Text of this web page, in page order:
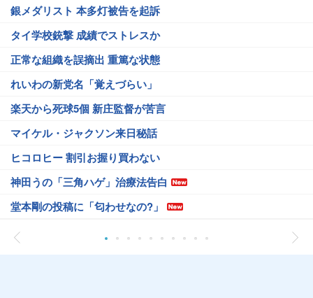
銀メダリスト 本多灯被告を起訴
タイ学校銃撃 成績でストレスか
正常な組織を誤摘出 重篤な状態
れいわの新党名「覚えづらい」
楽天から死球5個 新庄監督が苦言
マイケル・ジャクソン来日秘話
ヒコロヒー 割引お握り買わない
神田うの「三角ハゲ」治療法告白
堂本剛の投稿に「匂わせなの?」